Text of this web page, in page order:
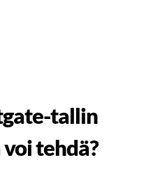
tallin
tehdä?